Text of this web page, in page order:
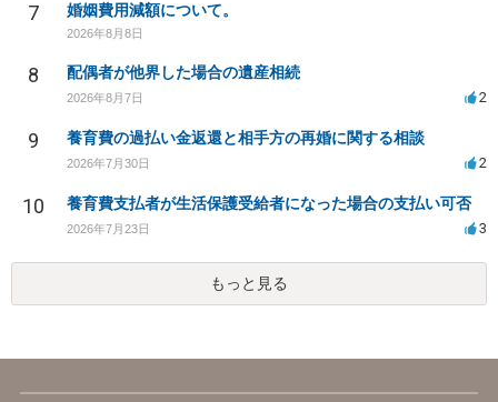
7 婚姻費用減額について。
2026年8月8日
8 配偶者が他界した場合の遺産相続
2026年8月7日 2
9 養育費の過払い金返還と相手方の再婚に関する相談
2026年7月30日 2
10 養育費支払者が生活保護受給者になった場合の支払い可否
2026年7月23日 3
もっと見る